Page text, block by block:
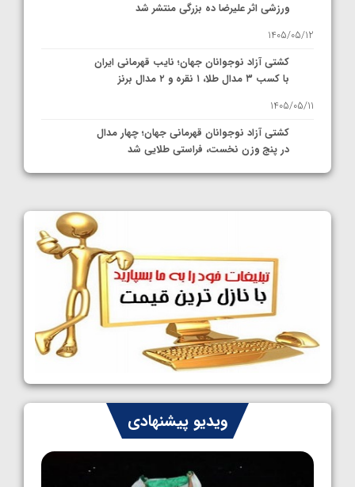
ورزشی اثر علیرضا ده بزرگی منتشر شد
1405/05/12
کشتی آزاد نوجوانان جهان؛ نایب قهرمانی ایران
با کسب ۳ مدال طلا، ۱ نقره و ۲ مدال برنز
1405/05/11
کشتی آزاد نوجوانان قهرمانی جهان؛ چهار مدال
در پنج وزن نخست، فراستی طلایی شد
1405/05/11
کشتی آزاد نوجوانان جهان؛ رقبای نمایندگان
ایران مشخص شدند
1405/05/08
کشتی فرنگی نوجوانان جهان؛ سکوی تیمی
سوم برای ایران
1405/05/07
ایران چشم به راه چهار مدال در پنج وزن دوم
کشتی فرنگی نوجوانان جهان
1405/05/06
ویدیو پیشنهادی